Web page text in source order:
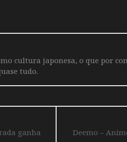
cultura japonesa, o que por
tudo.
Deemo –
ganha